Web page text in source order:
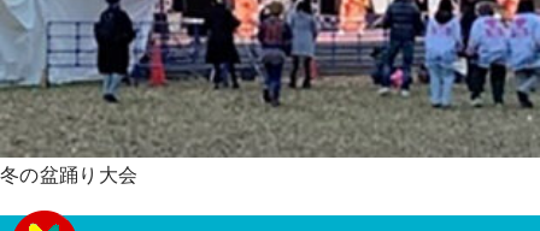
冬の盆踊り大会